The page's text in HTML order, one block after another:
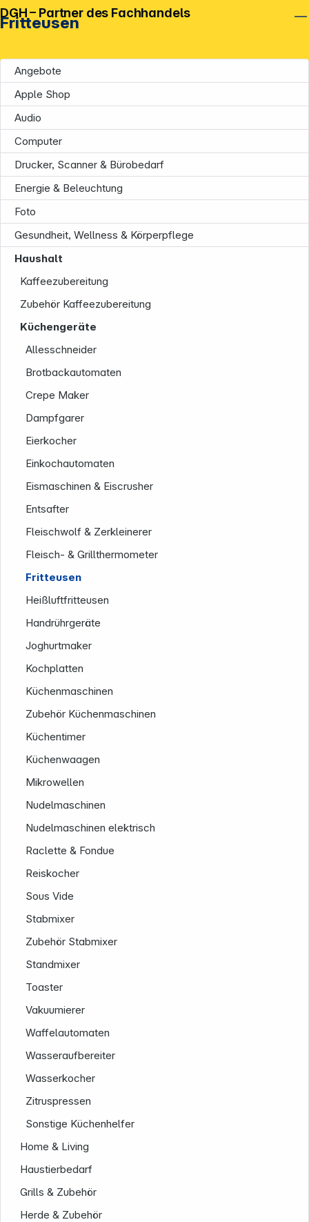
Fritteusen
Angebote
Apple Shop
Audio
Computer
Drucker, Scanner & Bürobedarf
Energie & Beleuchtung
Foto
Gesundheit, Wellness & Körperpflege
Haushalt
Kaffeezubereitung
Zubehör Kaffeezubereitung
Küchengeräte
Allesschneider
Brotbackautomaten
Crepe Maker
Dampfgarer
Eierkocher
Einkochautomaten
Eismaschinen & Eiscrusher
Entsafter
Fleischwolf & Zerkleinerer
Fleisch- & Grillthermometer
Fritteusen
Heißluftfritteusen
Handrührgeräte
Joghurtmaker
Kochplatten
Küchenmaschinen
Zubehör Küchenmaschinen
Küchentimer
Küchenwaagen
Mikrowellen
Nudelmaschinen
Nudelmaschinen elektrisch
Raclette & Fondue
Reiskocher
Sous Vide
Stabmixer
Zubehör Stabmixer
Standmixer
Toaster
Vakuumierer
Waffelautomaten
Wasseraufbereiter
Wasserkocher
Zitruspressen
Sonstige Küchenhelfer
Home & Living
Haustierbedarf
Grills & Zubehör
Herde & Zubehör
DGH – Partner des Fachhandels
Unternehmen
Informationen
Service